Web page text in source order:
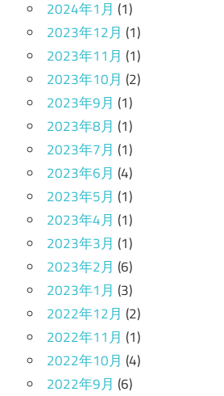
2024年1月 (1)
2023年12月 (1)
2023年11月 (1)
2023年10月 (2)
2023年9月 (1)
2023年8月 (1)
2023年7月 (1)
2023年6月 (4)
2023年5月 (1)
2023年4月 (1)
2023年3月 (1)
2023年2月 (6)
2023年1月 (3)
2022年12月 (2)
2022年11月 (1)
2022年10月 (4)
2022年9月 (6)